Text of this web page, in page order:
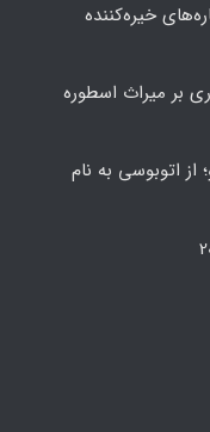
خیره‌کننده
بر میراث اسطوره
از اتوبوسی به نام